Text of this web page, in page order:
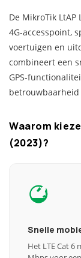
De MikroTik
4G-accesspoint,
voertuigen en
combineert een
GPS-
betrouwbaarheid
Waarom
(2023)?
Snelle
Het LTE Cat